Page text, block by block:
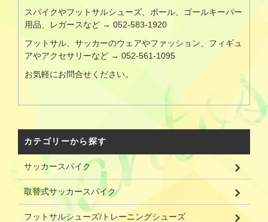
スパイクやフットサルシューズ、ボール、ゴールキーパー
用品、レガースなど → 052-583-1920
フットサル、サッカーのウェアやファッション、フィギュ
アやアクセサリーなど → 052-561-1095
お気軽にお問合せください。
カテゴリーから探す
サッカースパイク
取替式サッカースパイク
フットサルシューズ/トレーニングシューズ